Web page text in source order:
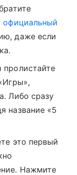
официальный
даже если
пролистайте
Либо сразу
название «5
это первый
Нажмите